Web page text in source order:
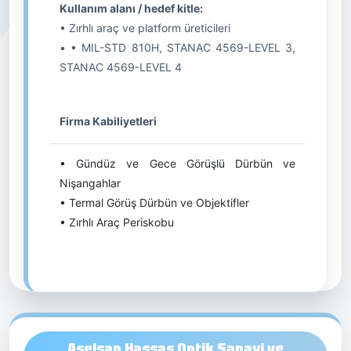
Kullanım alanı / hedef kitle:
• Zırhlı araç ve platform üreticileri
• • MIL-STD 810H, STANAC 4569-LEVEL 3,
STANAC 4569-LEVEL 4
Firma Kabiliyetleri
• Gündüz ve Gece Görüşlü Dürbün ve
Nişangahlar
• Termal Görüş Dürbün ve Objektifler
• Zırhlı Araç Periskobu